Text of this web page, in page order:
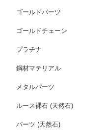
ゴールドパーツ
ゴールドチェーン
プラチナ
鋼材マテリアル
メタルパーツ
ルース裸石 (天然石)
パーツ (天然石)